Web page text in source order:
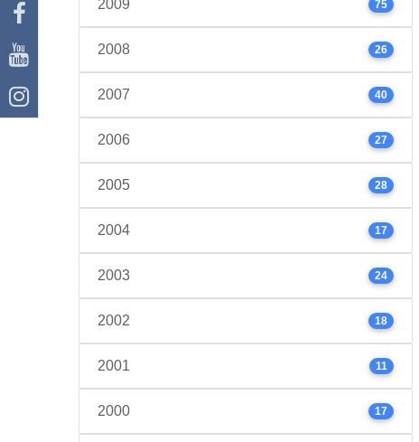
2009 75
2008 26
2007 40
2006 27
2005 28
2004 17
2003 24
2002 18
2001 11
2000 17